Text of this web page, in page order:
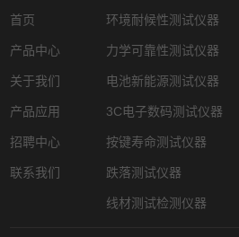
首页
产品中心
关于我们
产品应用
招聘中心
联系我们
环境耐候性测试仪器
力学可靠性测试仪器
电池新能源测试仪器
3C电子数码测试仪器
按键寿命测试仪器
跌落测试仪器
线材测试检测仪器